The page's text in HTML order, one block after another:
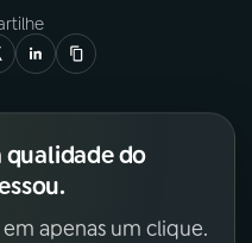
qualidade do
apenas um clique.